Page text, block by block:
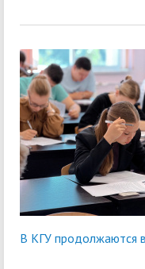
В КГУ продолжаются